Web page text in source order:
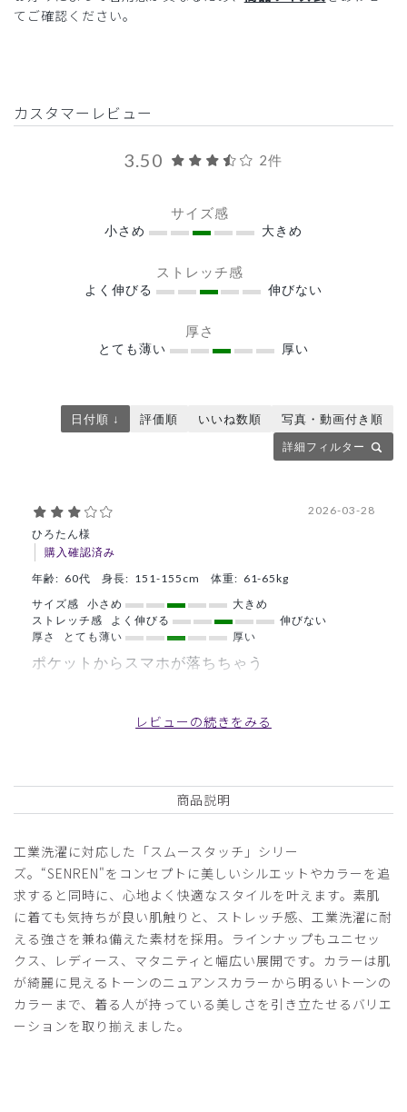
てご確認ください。
カスタマーレビュー
3.50 2件
サイズ感
小さめ 大きめ
ストレッチ感
よく伸びる 伸びない
厚さ
とても薄い 厚い
詳細フィルター
日付順 ↓ 評価順 いいね数順 写真・動画付き順
ひろたん様
購入確認済み
2026-03-28
年齢: 60代 身長: 151-155cm 体重: 61-65kg
サイズ感
小さめ
大きめ
ストレッチ感
よく伸びる
伸びない
厚さ
とても薄い 厚い
ポケットからスマホが落ちちゃう
ちらにしました。予約電話に出るためにスマホを
今まで着用のスクラブはスマホを横に入れれていたので着席
した時や施術の時でも飛び出て来ることがなかったのですが
その他は割と縫製もしっかりしていて良いとおもいます。
商品：Q09クラシコナース:スムースタッチ・ユニセッ
クスフロントオープンスクラブ/ディープグリーン/L
役に立った 0
レビューの続きをみる
商品説明
工業洗濯に対応した「スムースタッチ」シリー
ズ。“SENREN"をコンセプトに美しいシルエットやカラーを追
求すると同時に、心地よく快適なスタイルを叶えます。素肌
に着ても気持ちが良い肌触りと、ストレッチ感、工業洗濯に耐
える強さを兼ね備えた素材を採用。ラインナップもユニセッ
クス、レディース、マタニティと幅広い展開です。カラーは肌
が綺麗に見えるトーンのニュアンスカラーから明るいトーンの
カラーまで、着る人が持っている美しさを引き立たせるバリエ
ーションを取り揃えました。